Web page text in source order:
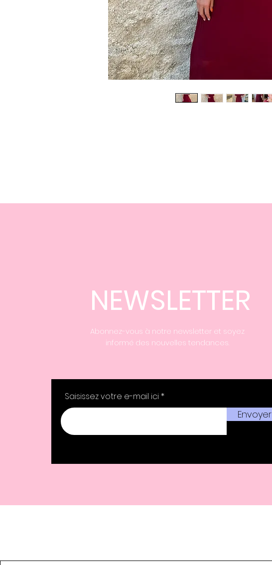
NEWSLETTER
Abonnez-vous à notre newsletter et soyez
informé des nouvelles tendances.
Saisissez votre e-mail ici
Envoyer